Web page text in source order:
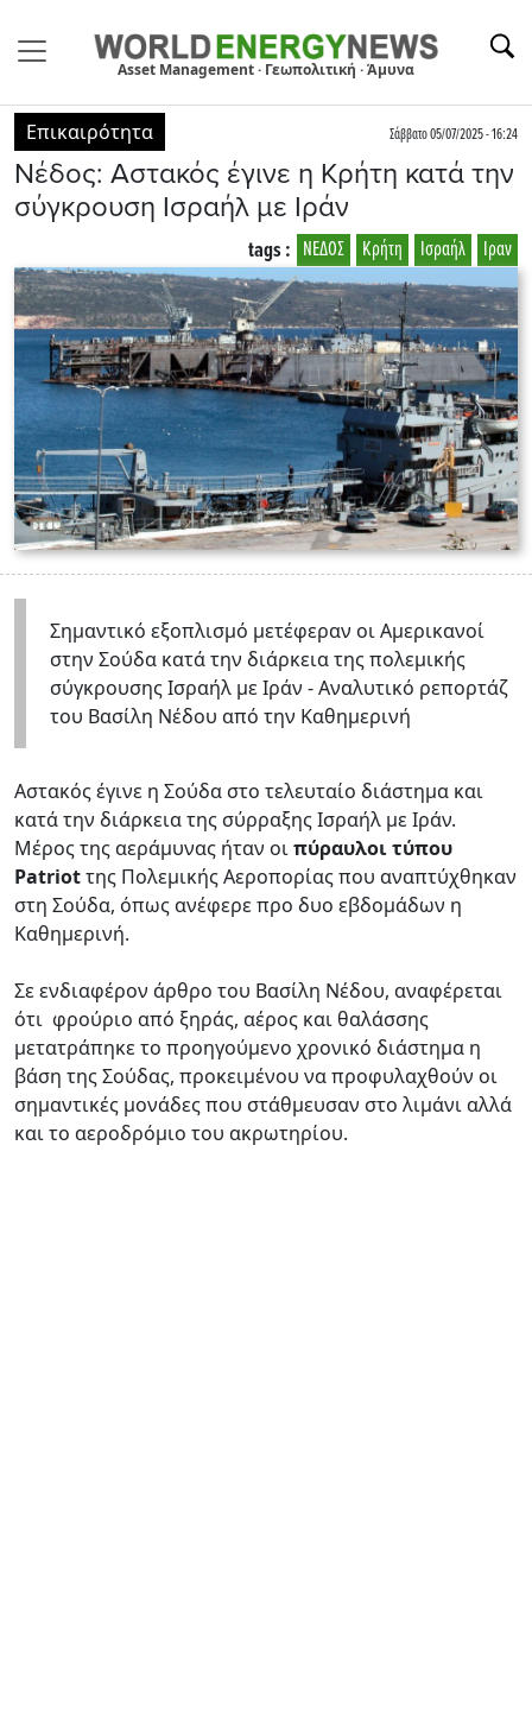
Asset Management · Γεωπολιτική · Άμυνα
Επικαιρότητα Σάββατο 05/07/2025 - 16:24
Νέδος: Αστακός έγινε η Κρήτη κατά την
σύγκρουση Ισραήλ με Ιράν
Ιραν
Ισραήλ
Κρήτη
ΝΕΔΟΣ
tags :
Σημαντικό εξοπλισμό μετέφεραν οι Αμερικανοί
στην Σούδα κατά την διάρκεια της πολεμικής
σύγκρουσης Ισραήλ με Ιράν - Αναλυτικό ρεπορτάζ
του Βασίλη Νέδου από την Καθημερινή
Aστακός έγινε η Σούδα στο τελευταίο διάστημα και
κατά την διάρκεια της σύρραξης Ισραήλ με Ιράν.
Μέρος της αεράμυνας ήταν οιπύραυλοι τύπου
Patriotτης Πολεμικής Αεροπορίας που αναπτύχθηκαν
στη Σούδα, όπως ανέφερε προ δυο εβδομάδων η
Καθημερινή.
Σε ενδιαφέρον άρθρο του Βασίλη Νέδου, αναφέρεται
ότι φρούριο από ξηράς, αέρος και θαλάσσης
μετατράπηκε το προηγούμενο χρονικό διάστημα η
βάση της Σούδας, προκειμένου να προφυλαχθούν οι
σημαντικές μονάδες που στάθμευσαν στο λιμάνι αλλά
και το αεροδρόμιο του ακρωτηρίου.